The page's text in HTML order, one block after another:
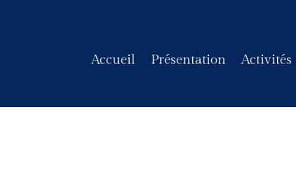
Accueil Présentation Activités